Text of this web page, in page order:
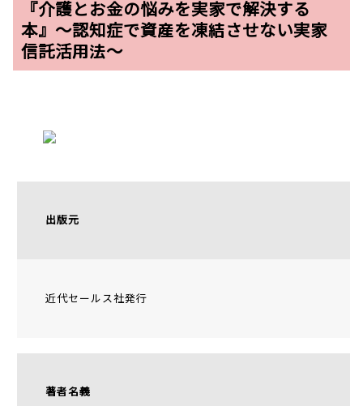
アクセス
説明動画
『介護とお金の悩みを実家で解決する
本』～認知症で資産を凍結させない実家
信託活用法～
出版元
近代セールス社発行
著者名義